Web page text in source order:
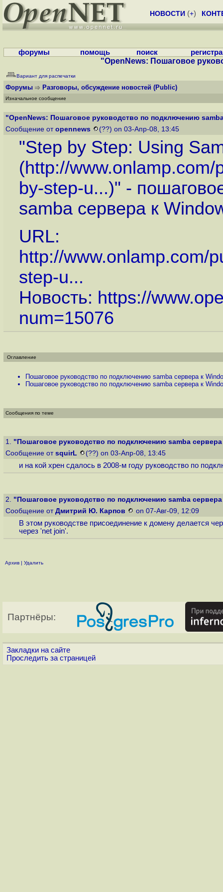
НОВОСТИ (+)
форумы помощь поиск
"OpenNews: Пошаговое
Вариант для распечатки
Форумы Разговоры, обсуждение новостей (Public)
Изначальное сообщение
"OpenNews: Пошаговое руководство по подключению
Сообщение от opennews (??) on 03-Апр-08, 13:45
"Step by Step: Using
(http://
by-step-u...)" -
samba сервера к
URL:
http://www.onlamp.com/
step-u...
Новость: https://
num=15076
Оглавление
Пошаговое руководство по подключению samba сервера к
Пошаговое руководство по подключению samba сервера к
Сообщения по теме
1. "Пошаговое руководство по подключению samba
Сообщение от squirL (??) on 03-Апр-08, 13:45
и на кой хрен сдалось в 2008-м году руководство по
2. "Пошаговое руководство по подключению samba
Сообщение от Дмитрий Ю. Карпов on 07-Авг-09, 12:09
В этом руководстве присоединение к домену делается
через 'net join'.
Архив | Удалить
Партнёры:
Закладки на сайте
Проследить за страницей